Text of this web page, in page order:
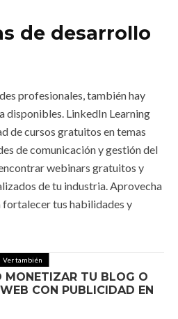
de desarrollo
profesionales, también hay
disponibles. LinkedIn Learning
de cursos gratuitos en temas
de comunicación y gestión del
webinars gratuitos y
de tu industria. Aprovecha
tus habilidades y
Ver también
MONETIZAR TU BLOG O
CON PUBLICIDAD EN